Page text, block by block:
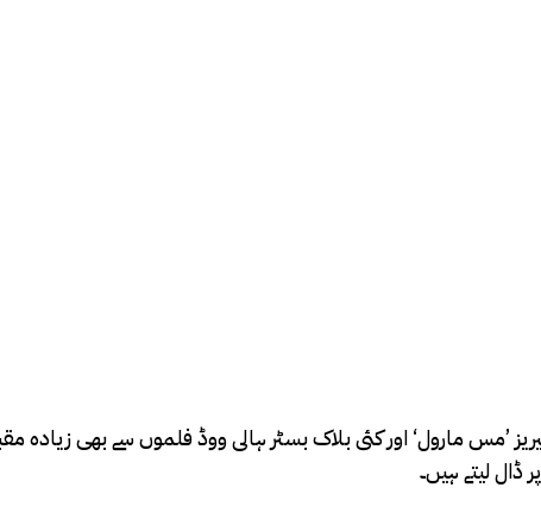
’مس مارول‘ اور کئی بلاک بسٹر ہالی ووڈ فلموں سے بھی
لیتے ہیں۔